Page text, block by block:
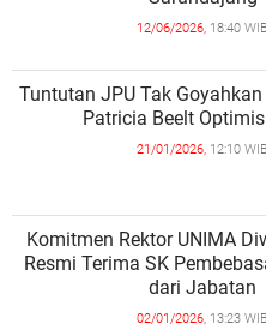
12/06/2026, 18:40 WIB
Tuntutan JPU Tak
Patricia Beelt
21/01/2026, 12:10 WIB
Komitmen Rektor UNIMA
Resmi Terima SK
dari Jabatan
02/01/2026, 13:23 WIB